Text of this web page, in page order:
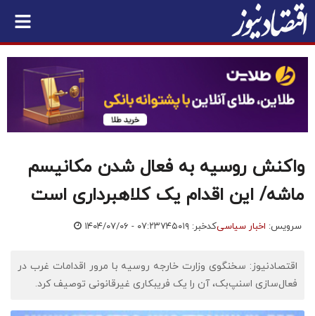
واکنش روسیه به فعال شدن مکانیسم
ماشه/ این اقدام یک کلاهبرداری است
سرویس: اخبار سیاسیکدخبر: ۷۴۵۰۱۹ ۱۴۰۴/۰۷/۰۶ - ۰۷:۲۳
اقتصادنیوز: سخنگوی وزارت خارجه روسیه با مرور اقدامات غرب در
فعال‌سازی اسنپ‌بک، آن را یک فریبکاری غیرقانونی توصیف کرد.